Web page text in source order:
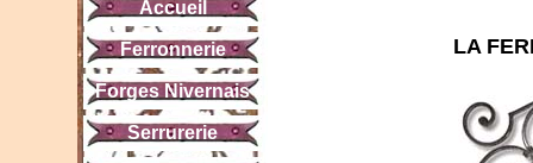
Accueil
Ferronnerie
Forges Nivernais
Serrurerie
LA